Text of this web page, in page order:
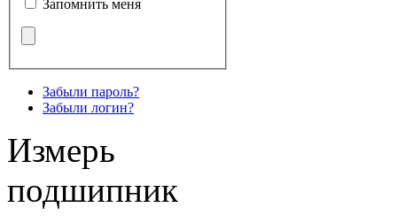
Запомнить меня
Забыли пароль?
Забыли логин?
Измерь
подшипник